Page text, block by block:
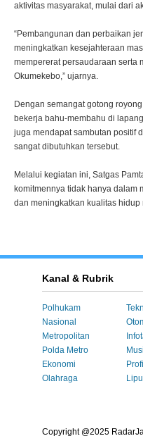
aktivitas masyarakat, mulai dari
“Pembangunan dan perbaikan
meningkatkan kesejahteraan
mempererat persaudaraan serta
Okumekebo,” ujarnya.
Dengan semangat gotong
bekerja bahu-membahu di
juga mendapat sambutan positif
sangat dibutuhkan tersebut.
Melalui kegiatan ini, Satgas
komitmennya tidak hanya
dan meningkatkan kualitas
Kanal & Rubrik
Polhukam
Nasional
Metropolitan
Polda Metro
Ekonomi
Olahraga
Profil
Copyright @2025